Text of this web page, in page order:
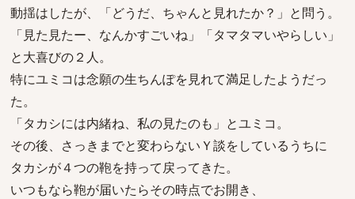
動揺はしたが、「どうだ、ちゃんと見れたか？」と問う。
「見た見たー、なんかすごいね」「タマタマいやらしい」
と大喜びの２人。
特にユミコは念願の生ちんぽを見れて満足したようだっ
た。
「タカシには内緒ね、私の見たのも」とユミコ。
その後、さっきまでと変わらないＹ談をしているうちに
タカシが４つの鞄を持って戻ってきた。
いつもなら鞄が届いたらその時点でお開き、